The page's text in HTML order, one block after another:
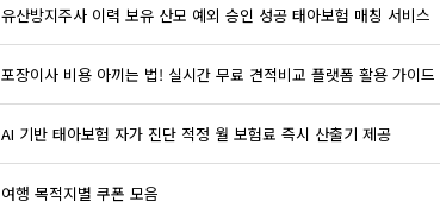
유산방지주사 이력 보유 산모 예외 승인 성공 태아보험 매칭 서비스
포장이사 비용 아끼는 법! 실시간 무료 견적비교 플랫폼 활용 가이드
AI 기반 태아보험 자가 진단 적정 월 보험료 즉시 산출기 제공
여행 목적지별 쿠폰 모음